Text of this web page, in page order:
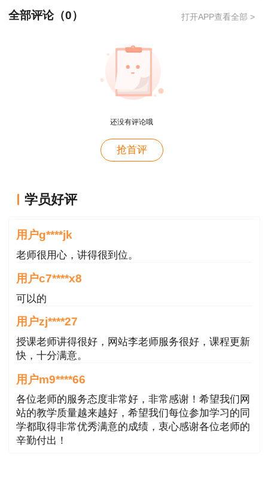
2. 滚涂法：适用于较大面积、效率高于刷
3. 空气喷涂（应用最广的方法）
可多得厚薄均匀，光滑平整的涂层，涂料利用
4. 高压无气喷涂：涂膜质量较好，适宜于大
工。
1. 金属热喷涂类型（根据热源的不同）
一般将金属热喷涂分为燃烧法和电加热法两大
2. 金属热喷涂工艺
工等过程；
3. 金属热喷涂材料：多采用锌、锌铝合金、
铝和铝镁合金等。
全部评论（0） 打开APP查看全部 >
还没有评论哦
抢首评
学员好评
用户cd****18
用户g****jk
老师很用心，讲得很到位。
用户c7****x8
可以的
用户zj****27
授课老师讲得很好，网站李老师服务很好，课程更新
快，十分满意。
用户m9****66
各位老师的服务态度非常好，非常感谢！希望我们网
站的教学质量越来越好，希望我们每位参加学习的同
学都取得非常优秀满意的成绩，衷心感谢各位老师的
辛勤付出！